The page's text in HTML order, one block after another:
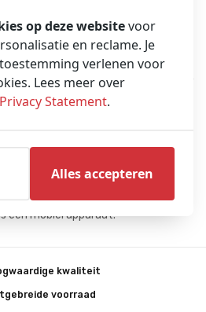
het opladen van maximaal 4 Braun
een mobiel apparaat.
kwaliteit
voorraad
op deze websitevoor
en reclame. Je
verlenen voor
Lees meer over
Privacy Statement.
Alles accepteren